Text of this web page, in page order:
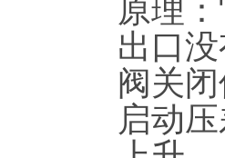
原理
出口
阀关
启动